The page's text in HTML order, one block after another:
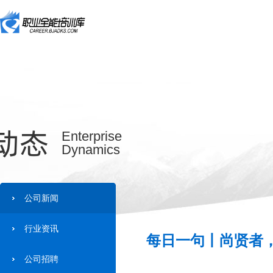
态
Enterprise
Dynamics
公司新闻
行业资讯
公司招聘
每日一句丨尚贤者